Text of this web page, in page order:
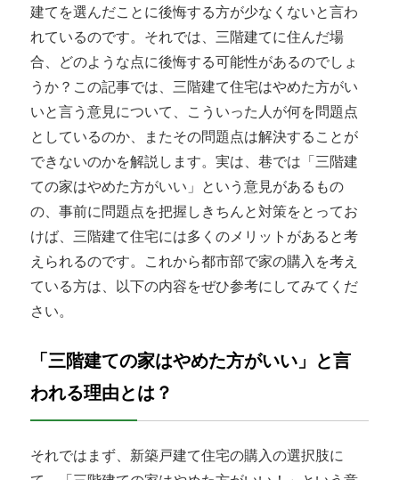
建てを選んだことに後悔する方が少なくないと言わ
れているのです。それでは、三階建てに住んだ場
合、どのような点に後悔する可能性があるのでしょ
うか？この記事では、三階建て住宅はやめた方がい
いと言う意見について、こういった人が何を問題点
としているのか、またその問題点は解決することが
できないのかを解説します。実は、巷では「三階建
ての家はやめた方がいい」という意見があるもの
の、事前に問題点を把握しきちんと対策をとってお
けば、三階建て住宅には多くのメリットがあると考
えられるのです。これから都市部で家の購入を考え
ている方は、以下の内容をぜひ参考にしてみてくだ
さい。
「三階建ての家はやめた方がいい」と言
われる理由とは？
それではまず、新築戸建て住宅の購入の選択肢に